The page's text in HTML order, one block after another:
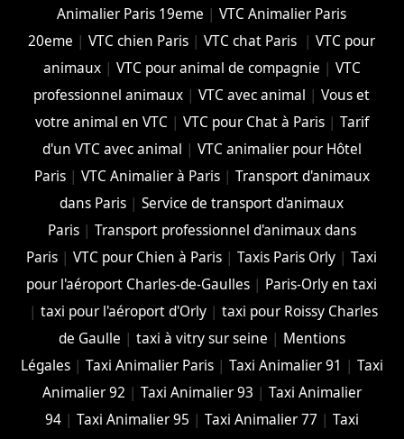
Animalier Paris 19eme |VTC Animalier Paris
20eme |VTC chien Paris |VTC chat Paris |VTC pour
animaux| VTC pour animal de compagnie | VTC
professionnel animaux |VTC avec animal |Vous et
votre animal en VTC | VTC pour Chat à Paris| Tarif
d'un VTC avec animal | VTC animalier pour Hôtel
Paris| VTC Animalier à Paris| Transport d'animaux
dans Paris |Service de transport d'animaux
Paris| Transport professionnel d'animaux dans
Paris |VTC pour Chien à Paris |Taxis Paris Orly |Taxi
pour l'aéroport Charles-de-Gaulles | Paris-Orly en taxi
|taxi pour l'aéroport d'Orly |taxi pour Roissy Charles
de Gaulle | taxi à vitry sur seine | Mentions
Légales| Taxi Animalier Paris| Taxi Animalier 91 | Taxi
Animalier 92 | Taxi Animalier 93 | Taxi Animalier
94| Taxi Animalier 95 | Taxi Animalier 77 | Taxi